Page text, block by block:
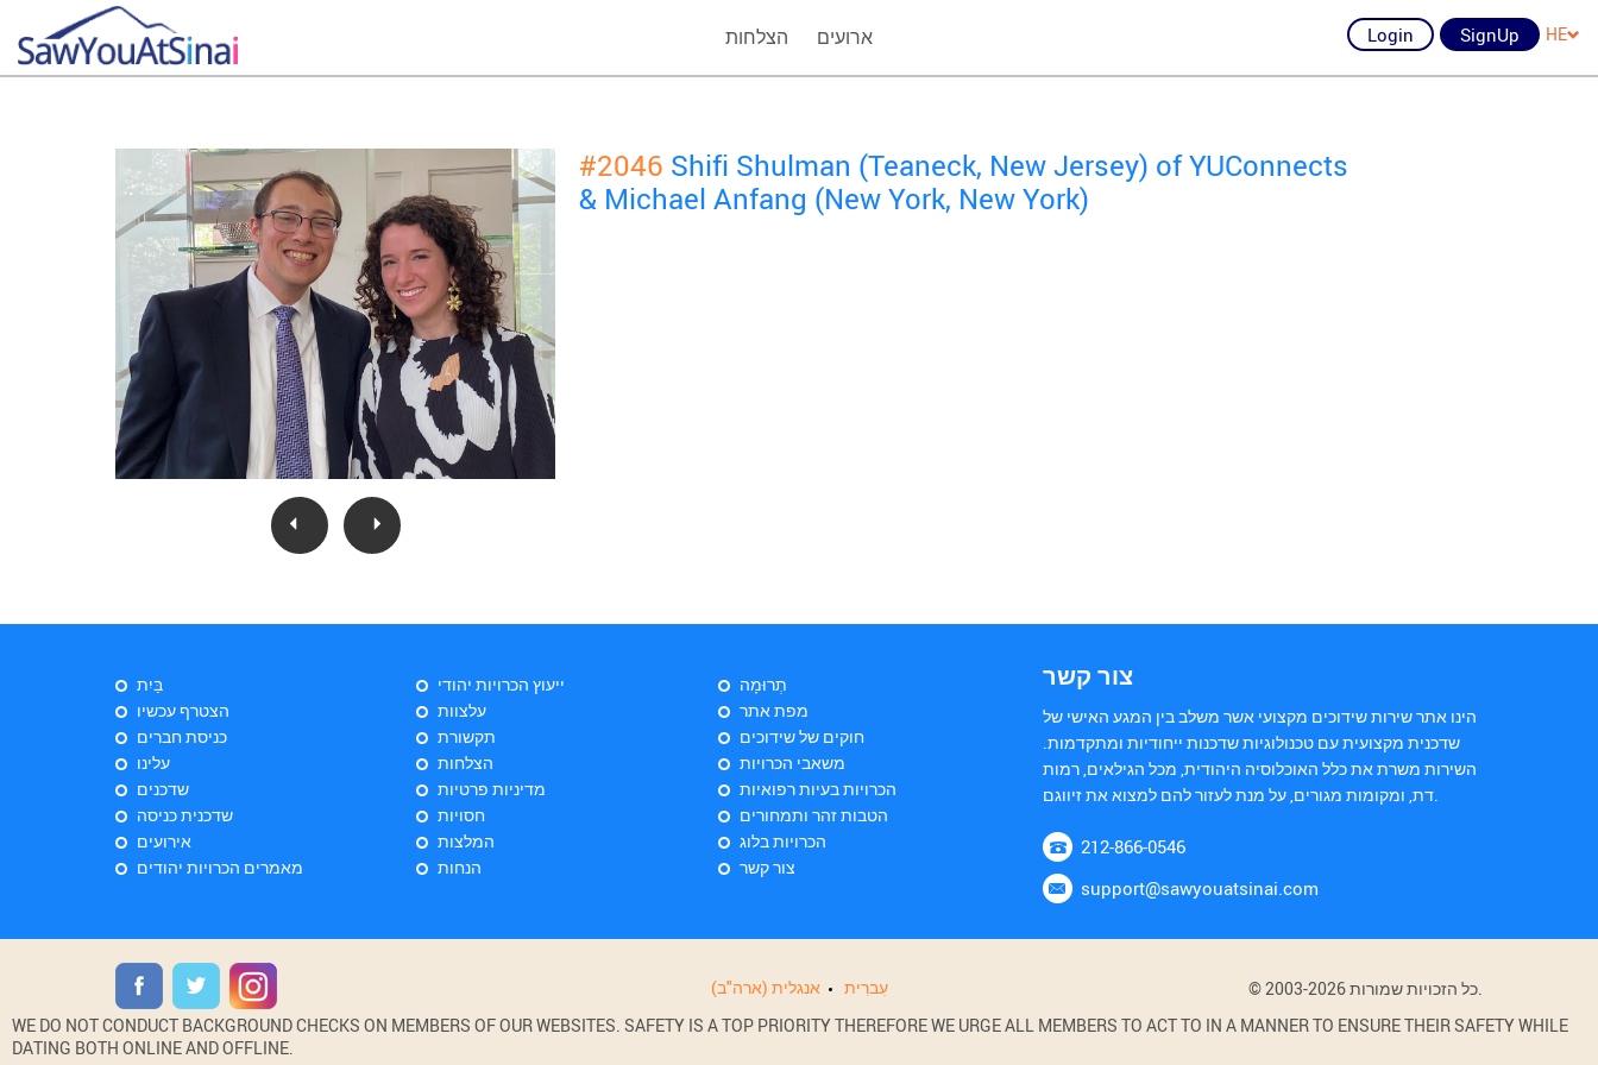
הצלחות ארועים Login SignUp HE
#2046 Shifi Shulman (Teaneck, New Jersey) of YUConnects
& Michael Anfang (New York, New York)
בַּיִת
הצטרף עכשיו
כניסת חברים
עלינו
שדכנים
שדכנית כניסה
אירועים
מאמרים הכרויות יהודים
ייעוץ הכרויות יהודי
עלצוות
תקשורת
הצלחות
מדיניות פרטיות
חסויות
המלצות
הנחות
תְרוּמָה
מפת אתר
חוקים של שידוכים
משאבי הכרויות
הכרויות בעיות רפואיות
הטבות זהר ותמחורים
הכרויות בלוג
צור קשר
צור קשר
הינו אתר שירות שידוכים מקצועי אשר משלב בין המגע האישי של
שדכנית מקצועית עם טכנולוגיות שדכנות ייחודיות ומתקדמות.
השירות משרת את כלל האוכלוסיה היהודית, מכל הגילאים, רמות
דת, ומקומות מגורים, על מנת לעזור להם למצוא את זיווגם.
212-866-0546
support@sawyouatsinai.com
אנגלית (ארה"ב) עִברִית
© 2003-2026 כל הזכויות שמורות.
WE DO NOT CONDUCT BACKGROUND CHECKS ON MEMBERS OF OUR WEBSITES. SAFETY IS A TOP PRIORITY THEREFORE WE URGE ALL MEMBERS TO ACT TO IN A MANNER TO ENSURE THEIR SAFETY WHILE
DATING BOTH ONLINE AND OFFLINE.